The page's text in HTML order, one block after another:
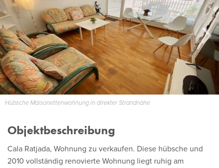
Hübsche Maisonettenwohnung in direkter Strandnähe
Next
Objektbeschreibung
Cala Ratjada, Wohnung zu verkaufen. Diese hübsche und
2010 vollständig renovierte Wohnung liegt ruhig am